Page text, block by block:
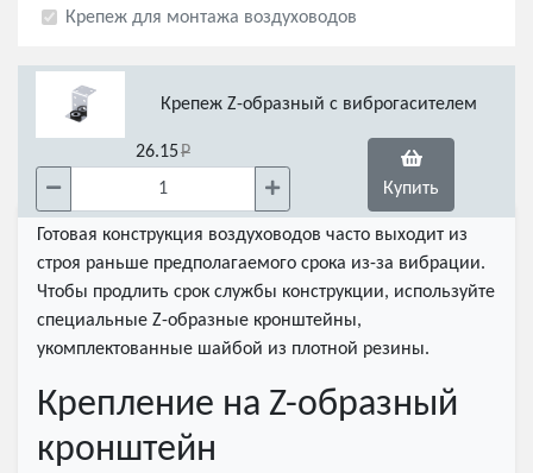
Крепеж для монтажа воздуховодов
Крепеж Z-образный с виброгасителем
26.15
Купить
Готовая конструкция воздуховодов часто выходит из
строя раньше предполагаемого срока из-за вибрации.
Чтобы продлить срок службы конструкции, используйте
специальные Z-образные кронштейны,
укомплектованные шайбой из плотной резины.
Крепление на Z-образный
кронштейн